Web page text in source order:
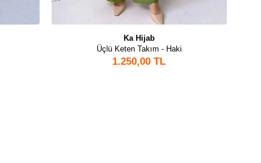
Ka Hijab
Üçlü Keten Takım - Haki
1.250,00 TL